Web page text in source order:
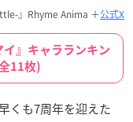
』Rhyme Anima ＋公式X
』キャラランキン
11枚)
くも7周年を迎えた